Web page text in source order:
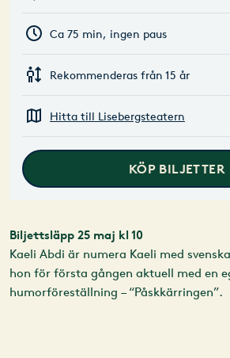
Ca 75 min, ingen paus
Rekommenderas från 15 år
Hitta till Lisebergsteatern
KÖP BILJETTER
Biljettsläpp 25 maj kl 10
Kaeli Abdi är numera Kaeli med
hon för första gången aktuell med en
humorföreställning – “Påskkärringen”.